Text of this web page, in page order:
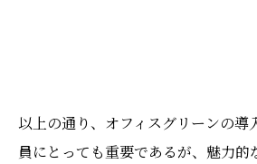
以上の通り、オフィスグリーンの導
員にとっても重要であるが、魅力的